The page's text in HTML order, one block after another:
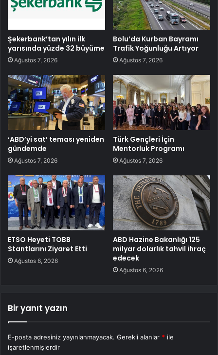
Şekerbank’tan yılın ilk
yarısında yüzde 32 büyüme
Ağustos 7, 2026
Bolu’da Kurban Bayramı
Trafik Yoğunluğu Artıyor
Ağustos 7, 2026
‘ABD’yi sat’ teması yeniden
gündemde
Ağustos 7, 2026
Türk Gençleri İçin
Mentorluk Programı
Ağustos 7, 2026
ETSO Heyeti TOBB
Stantlarını Ziyaret Etti
Ağustos 6, 2026
ABD Hazine Bakanlığı 125
milyar dolarlık tahvil ihraç
edecek
Ağustos 6, 2026
Bir yanıt yazın
E-posta adresiniz yayınlanmayacak. Gerekli alanlar * ile
işaretlenmişlerdir